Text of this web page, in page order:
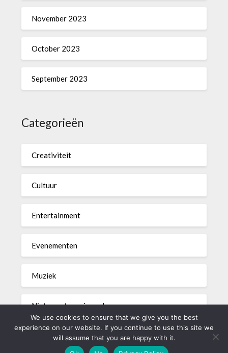
November 2023
October 2023
September 2023
Categorieën
Creativiteit
Cultuur
Entertainment
Evenementen
Muziek
Niet gecategoriseerd
©2026 akkoord.be| WordPress Theme bySuperb WordPress
We use cookies to ensure that we give you the best
experience on our website. If you continue to use this site we
will assume that you are happy with it.